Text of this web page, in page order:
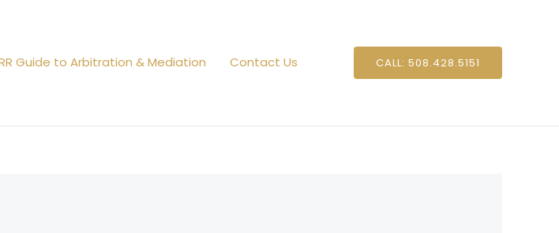
Guide to Arbitration & Mediation Contact Us CALL: 508.428.5151